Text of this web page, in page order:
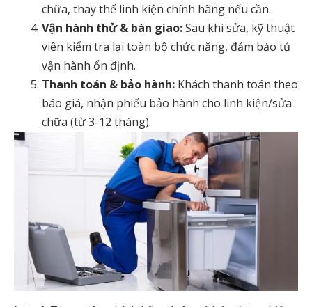
chữa, thay thế linh kiện chính hãng nếu cần.
Vận hành thử & bàn giao:Sau khi sửa, kỹ thuật
viên kiểm tra lại toàn bộ chức năng, đảm bảo tủ
vận hành ổn định.
Thanh toán & bảo hành: Khách thanh toán theo
báo giá, nhận phiếu bảo hành cho linh kiện/sửa
chữa (từ 3-12 tháng).